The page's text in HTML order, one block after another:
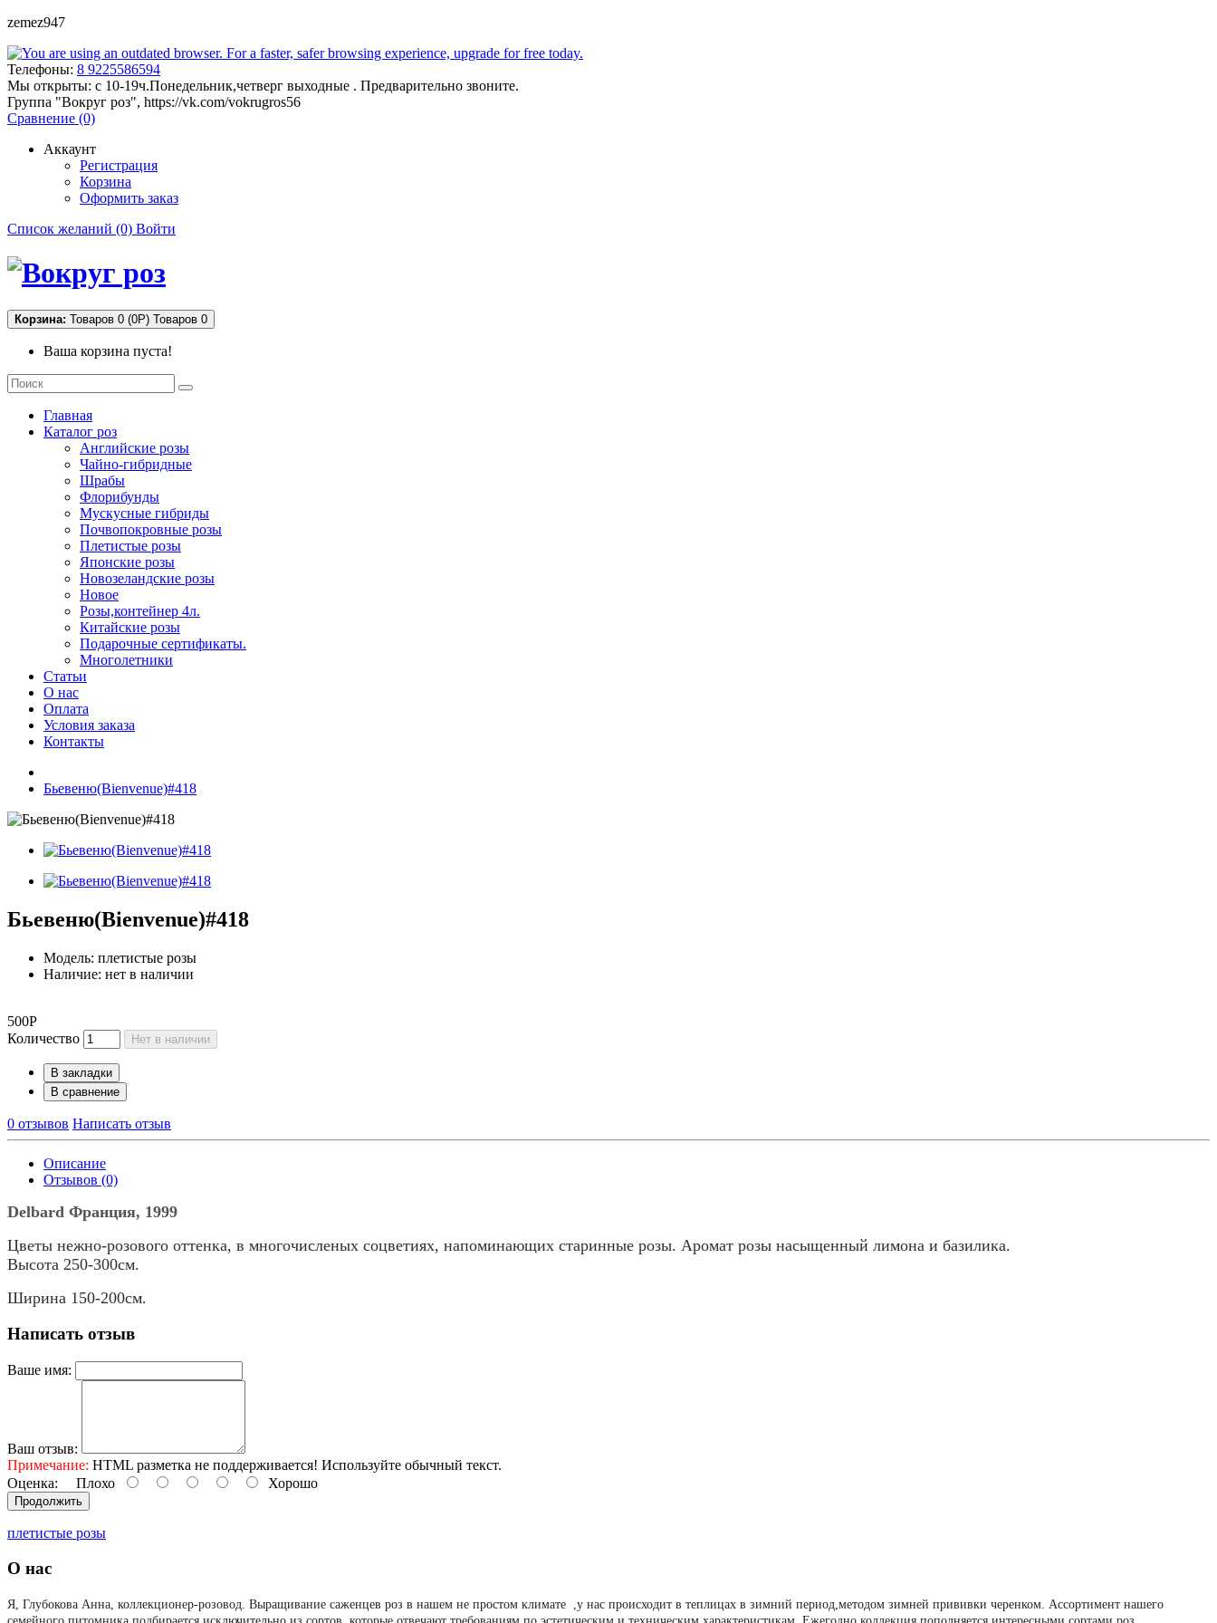
zemez947
Телефоны: 8 9225586594
Мы открыты: с 10-19ч.Понедельник,четверг выходные . Предварительно звоните.
Группа "Вокруг роз", https://vk.com/vokrugros56
Сравнение (0)
Аккаунт
Регистрация
Корзина
Оформить заказ
Список желаний (0) Войти
Корзина: Товаров 0 (0Р) Товаров 0
Ваша корзина пуста!
Главная
Каталог роз
Английские розы
Чайно-гибридные
Шрабы
Флорибунды
Мускусные гибриды
Почвопокровные розы
Плетистые розы
Японские розы
Новозеландские розы
Новое
Розы,контейнер 4л.
Китайские розы
Подарочные сертификаты.
Многолетники
Статьи
О нас
Оплата
Условия заказа
Контакты
Бьевеню(Bienvenue)#418
Бьевеню(Bienvenue)#418
Модель: плетистые розы
Наличие: нет в наличии
500Р
Количество
Нет в наличии
В закладки
В сравнение
0 отзывов Написать отзыв
Описание
Отзывов (0)
Delbard Франция, 1999
Цветы нежно-розового оттенка, в многочисленых соцветиях, напоминающих старинные розы. Аромат розы насыщенный лимона и базилика.
Высота 250-300см.
Ширина 150-200см.
Написать отзыв
Ваше имя:
Ваш отзыв:
Примечание: HTML разметка не поддерживается! Используйте обычный текст.
Оценка: Плохо Хорошо
Продолжить
плетистые розы
О нас
Я, Глубокова Анна, коллекционер-розовод. Выращивание саженцев роз в нашем не простом климате ,у нас происходит в теплицах в зимний период,методом зимней прививки черенком. Ассортимент нашего